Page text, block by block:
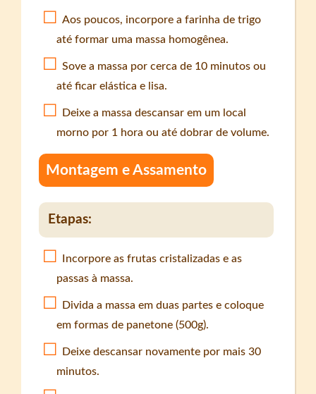
Aos poucos, incorpore a farinha de trigo
até formar uma massa homogênea.
Sove a massa por cerca de 10 minutos ou
até ficar elástica e lisa.
Deixe a massa descansar em um local
morno por 1 hora ou até dobrar de volume.
Montagem e Assamento
Etapas:
Incorpore as frutas cristalizadas e as
passas à massa.
Divida a massa em duas partes e coloque
em formas de panetone (500g).
Deixe descansar novamente por mais 30
minutos.